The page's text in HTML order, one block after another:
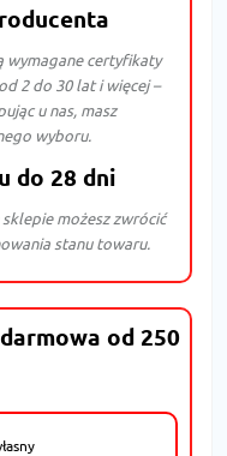
wymagane certyfikaty
2 do 30 lat i więcej –
u nas, masz
wyboru.
do 28 dni
możesz zwrócić
stanu towaru.
od 250